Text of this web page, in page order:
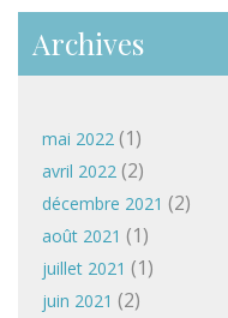
Archives
mai 2022 (1)
avril 2022 (2)
décembre 2021 (2)
août 2021 (1)
juillet 2021 (1)
juin 2021 (2)